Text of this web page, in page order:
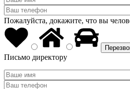
Пожалуйста, докажите, что вы
Письмо директору